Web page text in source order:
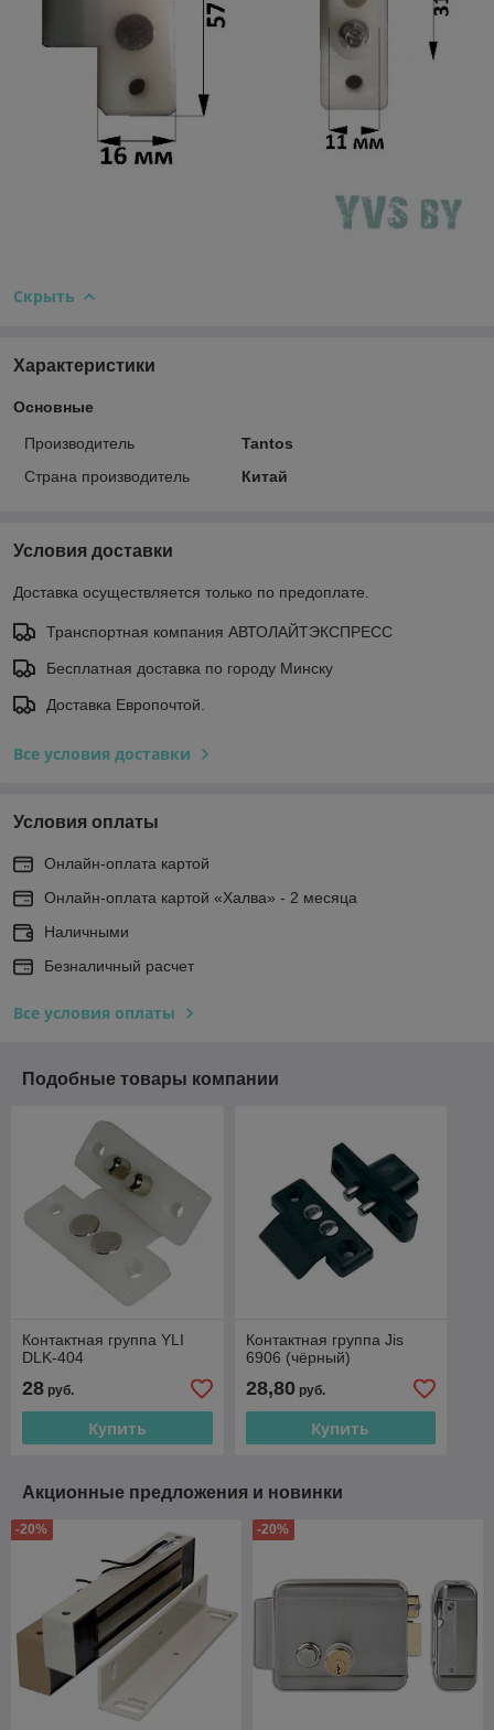
Скрыть
Характеристики
Основные
Производитель
Tantos
Страна производитель
Китай
Условия доставки
Доставка осуществляется только по предоплате.
Транспортная компания АВТОЛАЙТЭКСПРЕСС
Бесплатная доставка по городу Минску
Доставка Европочтой.
Все условия доставки
Условия оплаты
Онлайн-оплата картой
Онлайн-оплата картой «Халва» - 2 месяца
Наличными
Безналичный расчет
Все условия оплаты
Подобные товары компании
Контактная группа YLI
DLK-404
28 руб.
Купить
Контактная группа Jis
6906 (чёрный)
28,80руб.
Купить
Акционные предложения и новинки
-20% -20%